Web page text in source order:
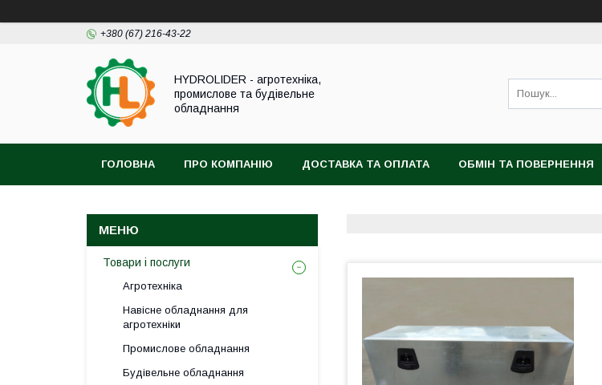
+380 (67) 216-43-22
HYDROLIDER - агротехніка,
промислове та будівельне
обладнання
ГОЛОВНА ПРО КОМПАНІЮ ДОСТАВКА ТА ОПЛАТА ОБМІН ТА ПОВЕРНЕННЯ
Товари і послуги
Агротехніка
Навісне обладнання для
агротехніки
Промислове обладнання
Будівельне обладнання